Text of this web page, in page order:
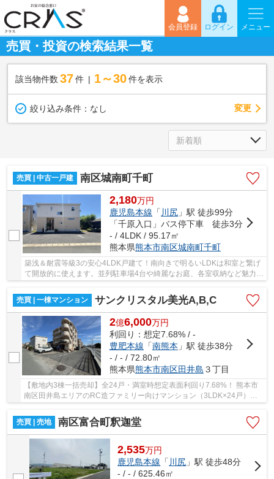
会員登録 ログイン メニュー
売買・投資の検索結果一覧
該当物件数 37件 1～30 件を表示
絞り込み条件： なし 変更
売買 | 中古一戸建 南区城南町千町
2,180万円
鹿児島本線 「 川尻 」駅 徒歩99分
「千原入口」バス停下車 徒歩3分
- / 4LDK / 95.17㎡
熊本県熊本市南区城南町千町
築浅＆耐震等級3の安心4LDK戸建て！南向きで明るいLDKは和室と繋げ
て開放的に使えます。並列駐車場4台や綺麗なお庭、各室収納など魅力満
売買 | 一棟マンション
サンクリスタル美光A,B,C
2億6,000万円
利回り：想定7.68% / -
豊肥本線 「南熊本 」駅 徒歩38分
- / - / 72.80㎡
熊本県熊本市南区田井島 ３丁目
【敷地内3棟一括売却】全24戸・満室時想定表面利回り7.68%！ 熊本市
南区田井島エリアのRC造ファミリー向けマンション（3LDK×24戸）。
売買 | 売地
南区富合町釈迦堂
2,535万円
鹿児島本線 「 川尻 」駅 徒歩48分
- / - / 625.46㎡